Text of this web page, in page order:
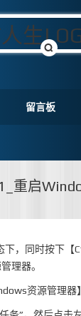
留言板
重启
下，同时按下【
理器。
资源管理器